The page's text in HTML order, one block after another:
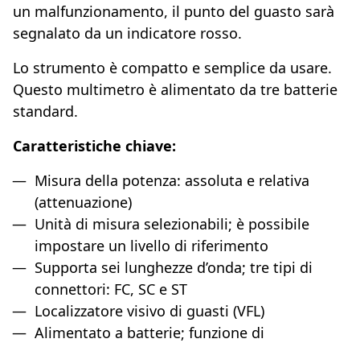
un malfunzionamento, il punto del guasto sarà
segnalato da un indicatore rosso.
Lo strumento è compatto e semplice da usare.
Questo multimetro è alimentato da tre batterie
standard.
Caratteristiche chiave:
Misura della potenza: assoluta e relativa
(attenuazione)
Unità di misura selezionabili; è possibile
impostare un livello di riferimento
Supporta sei lunghezze d’onda; tre tipi di
connettori: FC, SC e ST
Localizzatore visivo di guasti (VFL)
Alimentato a batterie; funzione di